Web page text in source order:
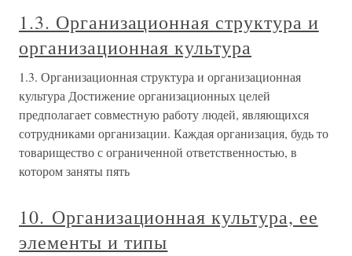
1.3. Организационная структура и
организационная культура
1.3. Организационная структура и организационная
культура Достижение организационных целей
предполагает совместную работу людей, являющихся
сотрудниками организации. Каждая организация, будь то
товарищество с ограниченной ответственностью, в
котором заняты пять
10. Организационная культура, ее
элементы и типы